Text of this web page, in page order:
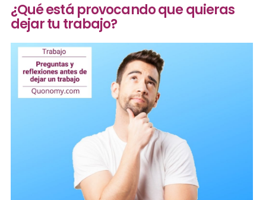
¿Qué está provocando que quieras
dejar tu trabajo?